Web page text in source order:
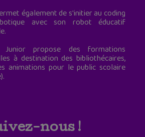
également de s'initier au coding
avec son robot éducatif
Junior propose des formations
à destination des bibliothécaires,
animations pour le public scolaire
nous !